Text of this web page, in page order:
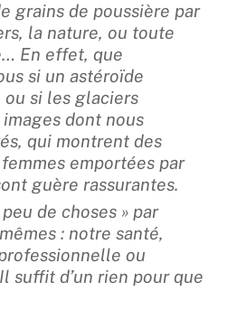
grains de poussière par
la nature, ou toute
En effet, que
si un astéroïde
si les glaciers
dont nous
qui montrent des
emportées par
guère rassurantes.
de choses » par
: notre santé,
ou
suffit d’un rien pour que